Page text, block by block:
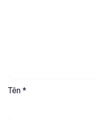
Tên *